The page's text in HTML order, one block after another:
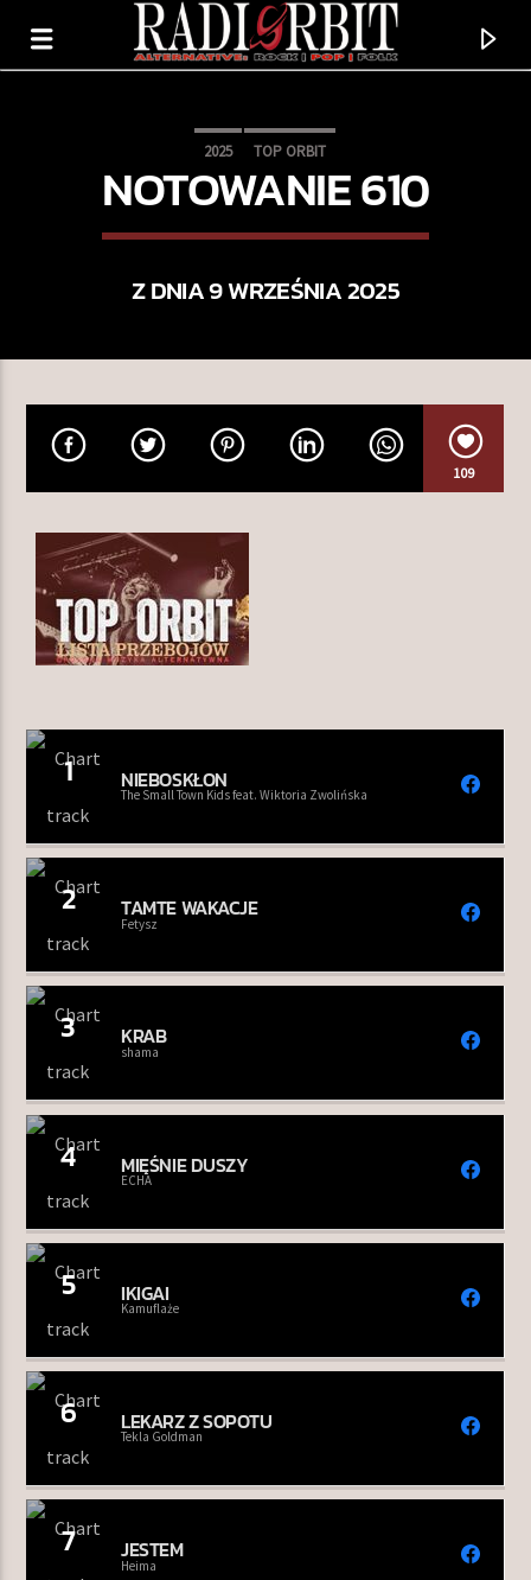
TERAZ GRAMY
WHOSE SIDE ARE YOU ON?
TERAZ W RAMÓWCE
NA MOJEJ ORBICIE
Radio Orbit
2025 TOP ORBIT
NOTOWANIE 610
Z DNIA 9 WRZEŚNIA 2025
109
1 NIEBOSKŁON
The Small Town Kids feat. Wiktoria Zwolińska
2 TAMTE WAKACJE
Fetysz
3 KRAB
shama
4 MIĘŚNIE DUSZY
ECHA
5 IKIGAI
Kamuflaże
6 LEKARZ Z SOPOTU
Tekla Goldman
7 JESTEM
Heima